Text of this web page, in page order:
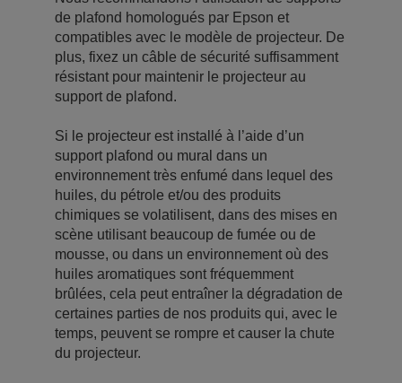
de plafond homologués par Epson et
compatibles avec le modèle de projecteur. De
plus, fixez un câble de sécurité suffisamment
résistant pour maintenir le projecteur au
support de plafond.
Si le projecteur est installé à l’aide d’un
support plafond ou mural dans un
environnement très enfumé dans lequel des
huiles, du pétrole et/ou des produits
chimiques se volatilisent, dans des mises en
scène utilisant beaucoup de fumée ou de
mousse, ou dans un environnement où des
huiles aromatiques sont fréquemment
brûlées, cela peut entraîner la dégradation de
certaines parties de nos produits qui, avec le
temps, peuvent se rompre et causer la chute
du projecteur.